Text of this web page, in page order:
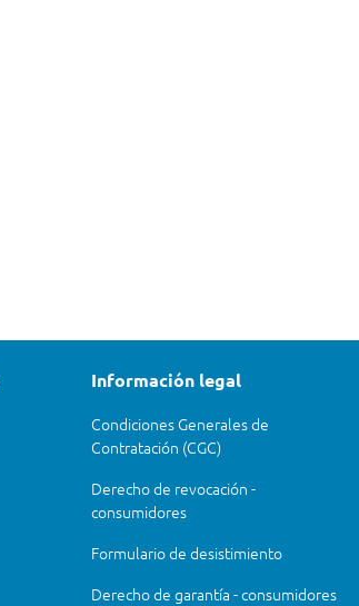
Información legal
Condiciones Generales de
Contratación (CGC)
Derecho de revocación -
consumidores
Formulario de desistimiento
Derecho de garantía - consumidores